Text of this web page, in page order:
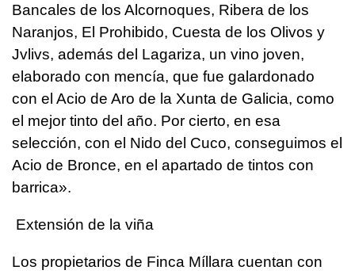
Bancales de los Alcornoques, Ribera de los
Naranjos, El Prohibido, Cuesta de los Olivos y
Jvlivs, además del Lagariza, un vino joven,
elaborado con mencía, que fue galardonado
con el Acio de Aro de la Xunta de Galicia, como
el mejor tinto del año. Por cierto, en esa
selección, con el Nido del Cuco, conseguimos el
Acio de Bronce, en el apartado de tintos con
barrica».
Extensión de la viña
Los propietarios de Finca Míllara cuentan con